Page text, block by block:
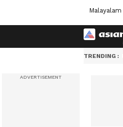
Malayalam
TRENDING :